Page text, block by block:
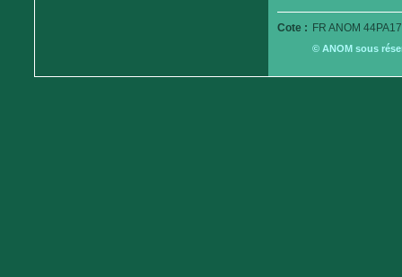
Cote : FR ANOM
© ANOM sous